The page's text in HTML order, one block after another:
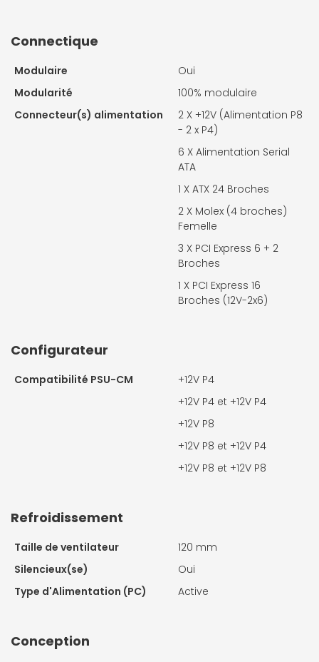
Connectique
Modulaire
Oui
Modularité
100% modulaire
Connecteur(s) alimentation
2 X +12V (Alimentation P8
- 2 x P4)
6 X Alimentation Serial
ATA
1 X ATX 24 Broches
2 X Molex (4 broches)
Femelle
3 X PCI Express 6 + 2
Broches
1 X PCI Express 16
Broches (12V-2x6)
Configurateur
Compatibilité PSU-CM
+12V P4
+12V P4 et +12V P4
+12V P8
+12V P8 et +12V P4
+12V P8 et +12V P8
Refroidissement
Taille de ventilateur
120 mm
Silencieux(se)
Oui
Type d'Alimentation (PC)
Active
Conception